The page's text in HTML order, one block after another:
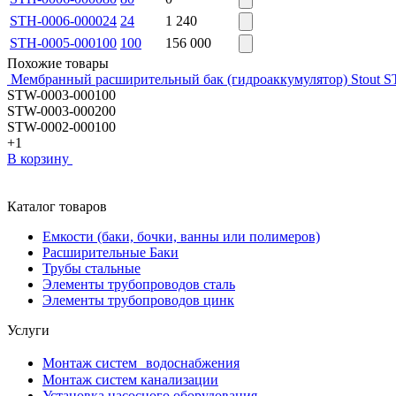
STH-0006-000024 24
1 240
STH-0005-000100 100
156 000
Похожие товары
Мембранный расширительный бак (гидроаккумулятор) Stout
STW-0003-000100
STW-0003-000200
STW-0002-000100
+1
В корзину
Каталог товаров
Емкости (баки, бочки, ванны или полимеров)
Расширительные Баки
Трубы стальные
Элементы трубопроводов сталь
Элементы трубопроводов цинк
Услуги
Монтаж систем водоснабжения
Монтаж систем канализации